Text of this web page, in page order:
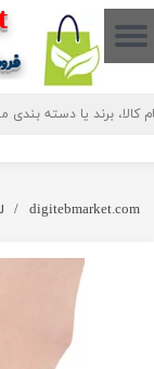
حساب کاربری من
تغییر گذر واژه
digitebmarket.com